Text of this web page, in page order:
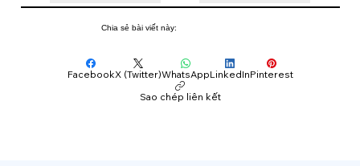
Chia sẻ bài viết này:
FacebookX (Twitter)WhatsAppLinkedInPinterest
Sao chép liên kết